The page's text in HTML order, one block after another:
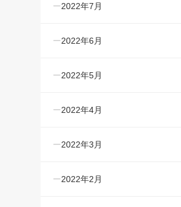
2022年7月
2022年6月
2022年5月
2022年4月
2022年3月
2022年2月